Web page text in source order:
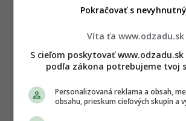
Víta ťa www.odzadu.sk
S cieľom poskytovať
podľa zákona potrebujeme tvoj
Personalizovaná reklama a obsah,
obsahu, prieskum cieľových skupín a
Pokračovať s